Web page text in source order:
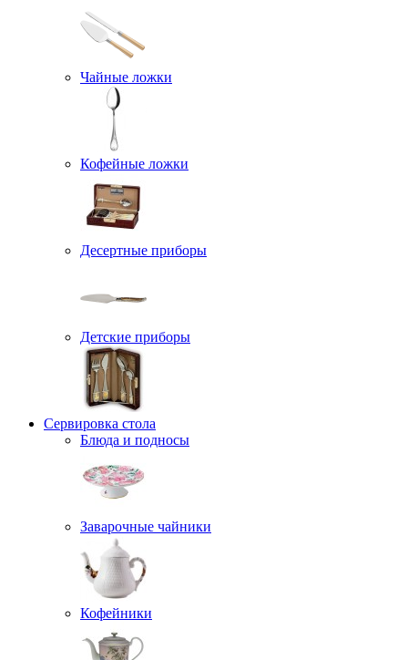
Чайные ложки
Кофейные ложки
Десертные приборы
Детские приборы
Сервировка стола
Блюда и подносы
Заварочные чайники
Кофейники